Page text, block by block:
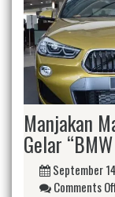
Manjakan
Gelar
September
Comments